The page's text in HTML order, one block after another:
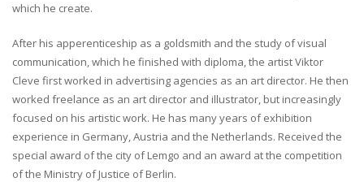
which he create.
After his apperenticeship as a goldsmith and the study of visual
communication, which he finished with diploma, the artist Viktor
Cleve first worked in advertising agencies as an art director. He then
worked freelance as an art director and illustrator, but increasingly
focused on his artistic work. He has many years of exhibition
experience in Germany, Austria and the Netherlands. Received the
special award of the city of Lemgo and an award at the competition
of the Ministry of Justice of Berlin.